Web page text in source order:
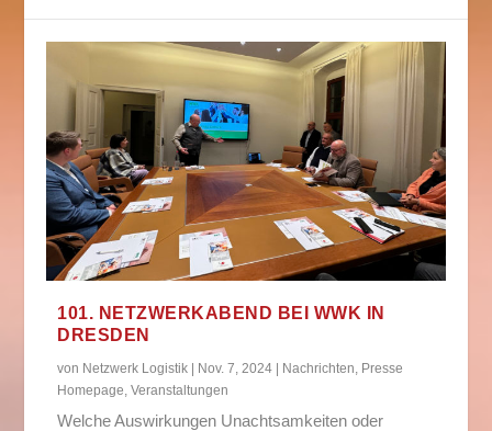
101. NETZWERKABEND BEI WWK IN
DRESDEN
von Netzwerk Logistik | Nov. 7, 2024 | Nachrichten Presse
Homepage ,Veranstaltungen
Welche Auswirkungen Unachtsamkeiten oder